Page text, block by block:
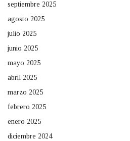
septiembre 2025
agosto 2025
julio 2025
junio 2025
mayo 2025
abril 2025
marzo 2025
febrero 2025
enero 2025
diciembre 2024